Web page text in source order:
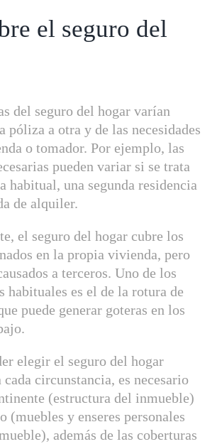
el seguro del
del seguro del hogar varían
póliza a otra y de las necesidades
o tomador. Por ejemplo, las
pueden variar si se trata
habitual, una segunda residencia
de alquiler.
el seguro del hogar cubre los
en la propia vivienda, pero
a terceros. Uno de los
habituales es el de la rotura de
puede generar goteras en los
elegir el seguro del hogar
circunstancia, es necesario
(estructura del inmueble)
(muebles y enseres personales
además de las coberturas